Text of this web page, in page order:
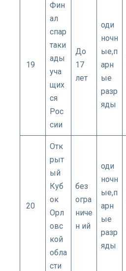
19
Фин
ал
спар
таки
ады
уча
щих
ся
Рос
сии
До
17
лет
оди
ночн
ые,п
арн
ые
разр
яды
20
Отк
рыт
ый
Куб
ок
Орл
овс
кой
обла
сти
без
огра
ниче
н ий
оди
ночн
ые,п
арн
ые
разр
яды